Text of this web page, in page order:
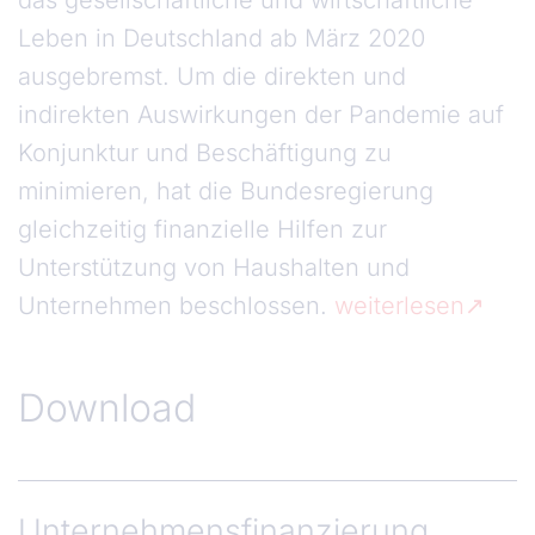
Leben in Deutschland ab März 2020
ausgebremst. Um die direkten und
indirekten Auswirkungen der Pandemie auf
Konjunktur und Beschäftigung zu
minimieren, hat die Bundesregierung
gleichzeitig finanzielle Hilfen zur
Unterstützung von Haushalten und
Unternehmen beschlossen. weiterlesen
Download